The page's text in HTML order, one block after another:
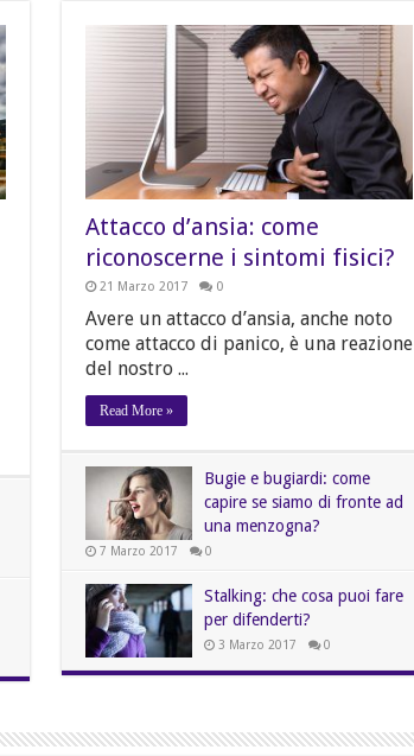
Attacco d’ansia: come
riconoscerne i sintomi fisici?
21 Marzo 2017 0
Avere un attacco d’ansia, anche noto
come attacco di panico, è una reazione
del nostro ...
Read More »
Bugie e bugiardi: come
capire se siamo di fronte ad
una menzogna?
7 Marzo 2017 0
Stalking: che cosa puoi fare
per difenderti?
3 Marzo 2017 0